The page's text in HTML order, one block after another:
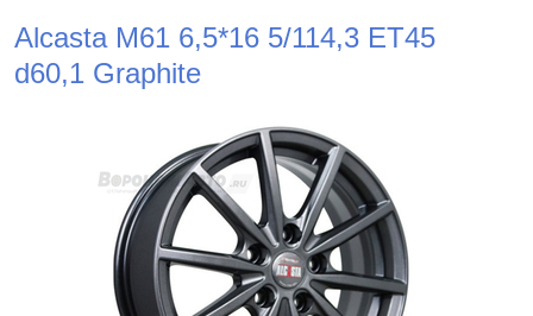
Alcasta M61 6,5*16 5/114,3 ET45
d60,1 Graphite